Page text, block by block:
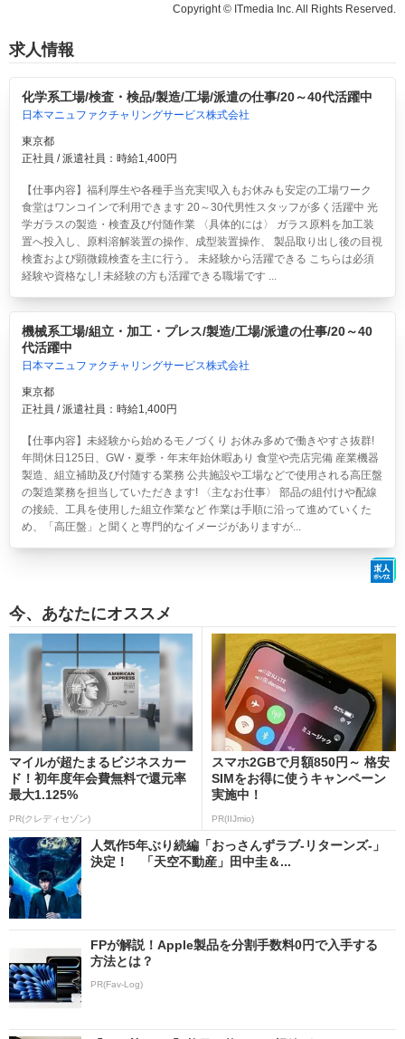
Copyright © ITmedia Inc. All Rights Reserved.
求人情報
化学系工場/検査・検品/製造/工場/派遣の仕事/20～40代活躍中
日本マニュファクチャリングサービス株式会社
東京都
正社員 / 派遣社員：時給1,400円
【仕事内容】福利厚生や各種手当充実!収入もお休みも安定の工場ワーク
食堂はワンコインで利用できます 20～30代男性スタッフが多く活躍中 光
学ガラスの製造・検査及び付随作業 〈具体的には〉 ガラス原料を加工装
置へ投入し、原料溶解装置の操作、成型装置操作、 製品取り出し後の目視
検査および顕微鏡検査を主に行う。 未経験から活躍できる こちらは必須
経験や資格なし! 未経験の方も活躍できる職場です ...
機械系工場/組立・加工・プレス/製造/工場/派遣の仕事/20～40
代活躍中
日本マニュファクチャリングサービス株式会社
東京都
正社員 / 派遣社員：時給1,400円
【仕事内容】未経験から始めるモノづくり お休み多めで働きやすさ抜群!
年間休日125日、GW・夏季・年末年始休暇あり 食堂や売店完備 産業機器
製造、組立補助及び付随する業務 公共施設や工場などで使用される高圧盤
の製造業務を担当していただきます! 〈主なお仕事〉 部品の組付けや配線
の接続、工具を使用した組立作業など 作業は手順に沿って進めていくた
め、「高圧盤」と聞くと専門的なイメージがありますが...
今、あなたにオススメ
マイルが超たまるビジネスカー
ド！初年度年会費無料で還元率
最大1.125%
PR(クレディセゾン)
スマホ2GBで月額850円～ 格安
SIMをお得に使うキャンペーン
実施中！
PR(IIJmio)
人気作5年ぶり続編「おっさんずラブ-リターンズ-」
決定！ 「天空不動産」田中圭＆...
FPが解説！Apple製品を分割手数料0円で入手する
方法とは？
PR(Fav-Log)